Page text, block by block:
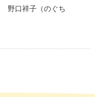
野口祥子（のぐち